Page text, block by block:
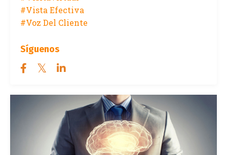
#vista Efectiva
#voz Del Cliente
Síguenos